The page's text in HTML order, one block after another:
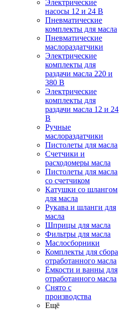
Электрические
насосы 12 и 24 В
Пневматические
комплекты для масла
Пневматические
маслораздатчики
Электрические
комплекты для
раздачи масла 220 и
380 В
Электрические
комплекты для
раздачи масла 12 и 24
В
Ручные
маслораздатчики
Пистолеты для масла
Счетчики и
расходомеры масла
Пистолеты для масла
со счетчиком
Катушки со шлангом
для масла
Рукава и шланги для
масла
Шприцы для масла
Фильтры для масла
Маслосборники
Комплекты для сбора
отработанного масла
Ёмкости и ванны для
отработанного масла
Снято с
производства
Ещё